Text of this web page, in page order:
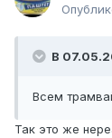
В
Всем
Так это же